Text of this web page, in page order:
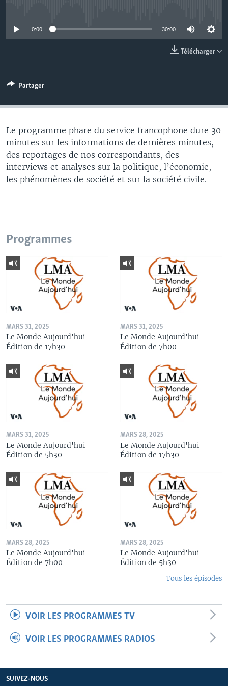
0:00 30:00
Télécharger
Partager
Le programme phare du service francophone dure 30
minutes sur les informations de dernières minutes,
des reportages de nos correspondants, des
interviews et analyses sur la politique, l’économie,
les phénomènes de société et sur la société civile.
Programmes
MARS 31, 2025
Le Monde Aujourd'hui
Édition de 17h30
MARS 31, 2025
Le Monde Aujourd'hui
Édition de 7h00
MARS 31, 2025
Le Monde Aujourd'hui
Édition de 5h30
MARS 28, 2025
Le Monde Aujourd'hui
Édition de 17h30
MARS 28, 2025
Le Monde Aujourd'hui
Édition de 7h00
MARS 28, 2025
Le Monde Aujourd'hui
Édition de 5h30
Tous les épisodes
VOIR LES PROGRAMMES TV
VOIR LES PROGRAMMES RADIOS
SUIVEZ-NOUS